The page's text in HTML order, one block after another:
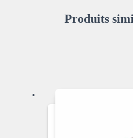
Produits